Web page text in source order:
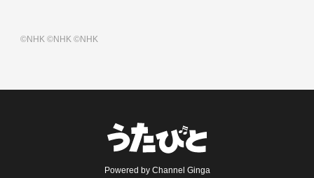
©NHK©NHK©NHK
Powered by Channel Ginga